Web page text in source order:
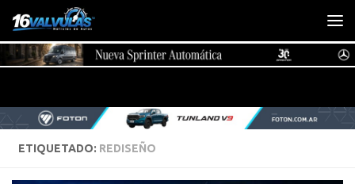
Saltar al contenido
ETIQUETADO: REDISEÑO